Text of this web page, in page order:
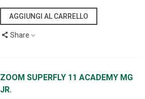
AGGIUNGI AL CARRELLO
Share
ZOOM SUPERFLY 11 ACADEMY MG
JR.